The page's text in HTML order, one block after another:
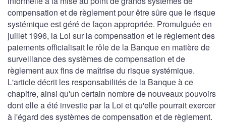
compensation et de règlement pour être sûre que le risque
systémique est géré de façon appropriée. Promulguée en
juillet 1996, la Loi sur la compensation et le règlement des
paiements officialisait le rôle de la Banque en matière de
surveillance des systèmes de compensation et de
règlement aux fins de maîtrise du risque systémique.
L'article décrit les responsabilités de la Banque à ce
chapitre, ainsi qu'un certain nombre de nouveaux pouvoirs
dont elle a été investie par la Loi et qu'elle pourrait exercer
à l'égard des systèmes de compensation et de règlement.